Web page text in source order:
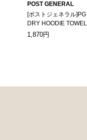
POST GENERAL
[ポストジェネラル
DRY HOODIE
1,870円